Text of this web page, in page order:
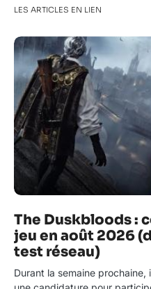
LES ARTICLES EN LIEN
The Duskbloods :
jeu en août 2026
test réseau)
Durant la semaine